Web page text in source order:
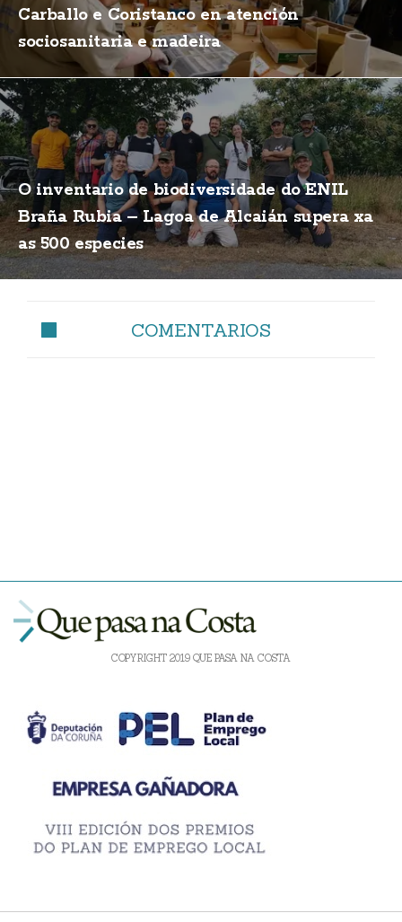
Carballo e Coristanco en atención
sociosanitaria e madeira
O inventario de biodiversidade do ENIL
Braña Rubia – Lagoa de Alcaián supera xa
as 500 especies
COMENTARIOS
COPYRIGHT 2019 QUE PASA NA COSTA